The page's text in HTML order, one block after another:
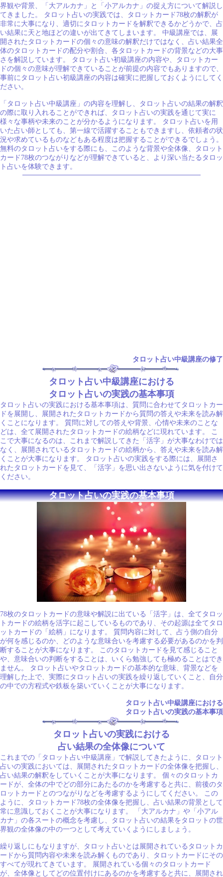
界観や背景、「大アルカナ」と「小アルカナ」の捉え方について解説し
てきました。 タロット占いの実践では、タロットカード78枚の解釈が
非常に大事になり、適切にタロットカードを解釈できるかどうかで、占
い結果に天と地ほどの違いが出てきてしまいます。 中級講座では、展
開されたタロットカードの個々の意味の解釈だけではなく、占い結果全
体のタロットカードの配分や割合、各タロットカードの背景などの大事
さを解説しています。 タロット占い初級講座の内容や、タロットカー
ドの個々の意味が理解できていることが前提の内容でもありますので、
事前にタロット占い初級講座の内容は確実に把握しておくようにしてく
ださい。
「タロット占い中級講座」の内容を理解し、タロット占いの結果の解釈
の際に取り入れることができれば、タロット占いの実践を通じて実に
様々な事柄や未来のことが分かるようになります。 タロット占いを用
いた占い師としても、第一線で活躍することもできますし、依頼者の状
況や求めているものなどもある程度は把握することができるでしょう。
無料のタロット占いをする際にも、このような背景や全体像、タロット
カード78枚のつながりなどが理解できていると、より深い当たるタロッ
ト占いを体験できます。
タロット占い中級講座の修了
タロット占い中級講座における
タロット占いの実践の基本事項
タロット占いの実践における基本事項は、質問に合わせてタロットカー
ドを展開し、展開されたタロットカードから質問の答えや未来を読み解
くことになります。 質問に対しての答えや背景、心情や未来のことな
どは、全て展開されたタロットカードの絵柄などに現れています。 こ
こで大事になるのは、これまで解説してきた「活字」が大事なわけでは
なく、展開されているタロットカードの絵柄から、答えや未来を読み解
くことが大事になります。 タロット占いの実践をする際には、展開さ
れたタロットカードを見て、「活字」を思い出さないように気を付けて
ください。
タロット占いの実践の基本事項
78枚のタロットカードの意味や解説に出ている「活字」は、全てタロッ
トカードの絵柄を活字に起こしているものであり、その起源は全てタロ
ットカードの「絵柄」になります。 質問内容に対して、占う側の自分
が何を感じるのか、どのような意味合いを考慮する必要があるのかを判
断することが大事になります。 このタロットカードを見て感じること
や、意味合いの判断をすることは、いくら勉強しても極めることはでき
ません。 タロット占いやタロットカードの基本的な意味、背景などを
理解した上で、実際にタロット占いの実践を繰り返していくこと、自分
の中での方程式や鉄板を築いていくことが大事になります。
タロット占い中級講座における
タロット占いの実践の基本事項
タロット占いの実践における
占い結果の全体像について
これまでの「タロット占い中級講座」で解説してきたように、タロット
占いの実践においては、展開されたタロットカードの全体像を把握し、
占い結果の解釈をしていくことが大事になります。 個々のタロットカ
ードが、全体の中でどの部分にあたるのかを考慮すると共に、前後のタ
ロットカードとのつながりなどを考慮するようにしてください。 この
ように、タロットカード78枚の全体像を把握し、占い結果の背景として
常に意識しておくことが大事になります。 「大アルカナ」や「小アル
カナ」の各スートの概念を考慮し、タロット占いの結果をタロットの世
界観の全体像の中の一つとして考えていくようにしましょう。
繰り返しにもなりますが、タロット占いとは展開されているタロットカ
ードから質問内容や未来を読み解くものであり、タロットカードにその
すべてが現れてきています。 展開されている個々のタロットカード
が、全体像としてどの位置付けにあるのかを考慮すると共に、展開され